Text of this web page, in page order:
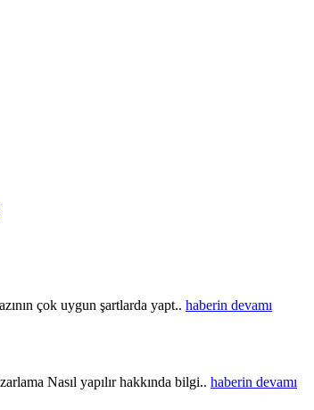
çok uygun şartlarda yapt.. haberin devamı
Nasıl yapılır hakkında bilgi.. haberin devamı